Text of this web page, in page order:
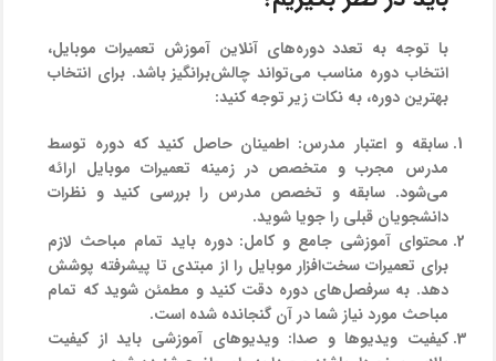
با توجه به تعدد دوره‌های آنلاین آموزش تعمیرات موبایل،
انتخاب دوره مناسب می‌تواند چالش‌برانگیز باشد. برای انتخاب
بهترین دوره، به نکات زیر توجه کنید:
سابقه و اعتبار مدرس: اطمینان حاصل کنید که دوره توسط
مدرس مجرب و متخصص در زمینه تعمیرات موبایل ارائه
می‌شود. سابقه و تخصص مدرس را بررسی کنید و نظرات
دانشجویان قبلی را جویا شوید.
محتوای آموزشی جامع و کامل: دوره باید تمام مباحث لازم
برای تعمیرات سخت‌افزار موبایل را از مبتدی تا پیشرفته پوشش
دهد. به سرفصل‌های دوره دقت کنید و مطمئن شوید که تمام
مباحث مورد نیاز شما در آن گنجانده شده است.
کیفیت ویدیوها و صدا: ویدیوهای آموزشی باید از کیفیت